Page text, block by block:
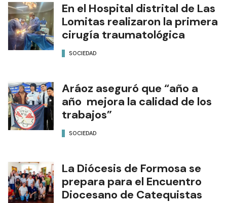
En el Hospital distrital de Las
Lomitas realizaron la primera
cirugía traumatológica
SOCIEDAD
Aráoz aseguró que “año a
año mejora la calidad de los
trabajos”
SOCIEDAD
La Diócesis de Formosa se
prepara para el Encuentro
Diocesano de Catequistas